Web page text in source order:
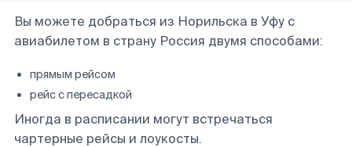
Вы можете добраться из Норильска в Уфу с
авиабилетом в страну Россия двумя способами:
прямым рейсом
рейс с пересадкой
Иногда в расписании могут встречаться
чартерные рейсы и лоукосты.